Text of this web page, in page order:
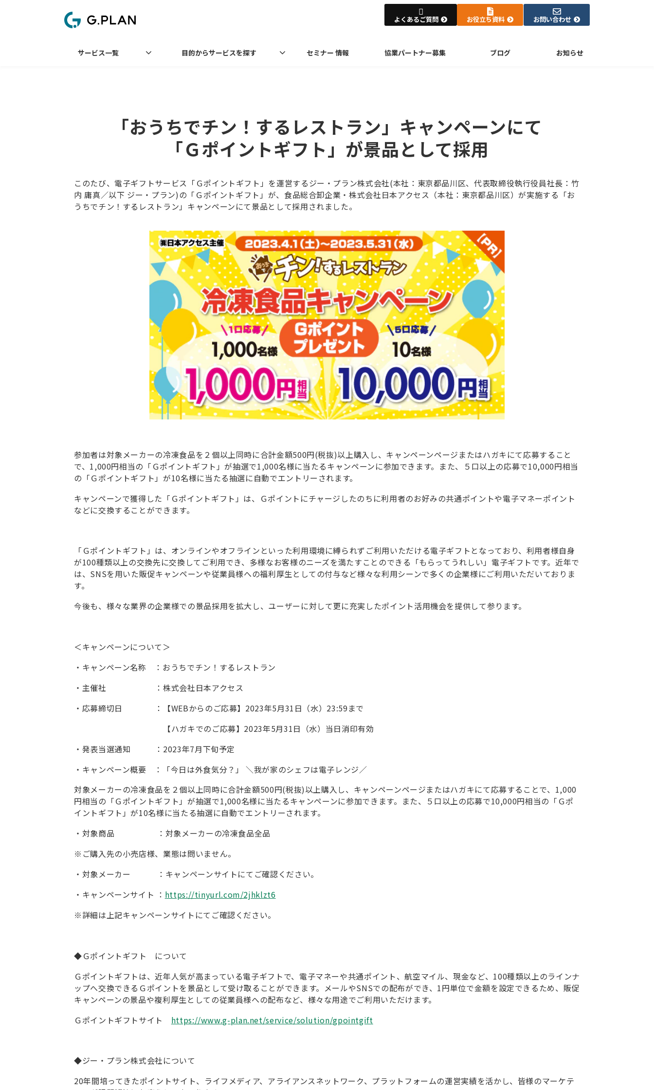
よくあるご質問 お役立ち資料 お問い合わせ
サービス一覧 目的からサービスを探す セミナー 情報 協業パートナー募集 ブログ お知らせ
「おうちでチン！するレストラン」キャンペーンにて
「Ｇポイントギフト」が景品として採用
このたび、電子ギフトサービス「Ｇポイントギフト」を運営するジー・プラン株式会社(本社：東京都品川区、代表取締役執行役員社長：竹
内 庸真／以下 ジー・プラン)の「Ｇポイントギフト」が、食品総合卸企業・株式会社日本アクセス（本社：東京都品川区）が実施する「お
うちでチン！するレストラン」キャンペーンにて景品として採用されました。
参加者は対象メーカーの冷凍食品を２個以上同時に合計金額500円(税抜)以上購入し、キャンペーンページまたはハガキにて応募すること
で、1,000円相当の「Ｇポイントギフト」が抽選で1,000名様に当たるキャンペーンに参加できます。また、５口以上の応募で10,000円相当
の「Ｇポイントギフト」が10名様に当たる抽選に自動でエントリーされます。
キャンペーンで獲得した「Ｇポイントギフト」は、Ｇポイントにチャージしたのちに利用者のお好みの共通ポイントや電子マネーポイント
などに交換することができます。
「Ｇポイントギフト」は、オンラインやオフラインといった利用環境に縛られずご利用いただける電子ギフトとなっており、利用者様自身
が100種類以上の交換先に交換してご利用でき、多様なお客様のニーズを満たすことのできる「もらってうれしい」電子ギフトです。近年で
は、SNSを用いた販促キャンペーンや従業員様への福利厚生としての付与など様々な利用シーンで多くの企業様にご利用いただいておりま
す。
今後も、様々な業界の企業様での景品採用を拡大し、ユーザーに対して更に充実したポイント活用機会を提供して参ります。
＜キャンペーンについて＞
・キャンペーン名称 ：おうちでチン！するレストラン
・主催社 ：株式会社日本アクセス
・応募締切日 ：【WEBからのご応募】2023年5月31日（水）23:59まで
【ハガキでのご応募】2023年5月31日（水）当日消印有効
・発表当選通知 ：2023年7月下旬予定
・キャンペーン概要 ：「今日は外食気分？」 ＼我が家のシェフは電子レンジ／
対象メーカーの冷凍食品を２個以上同時に合計金額500円(税抜)以上購入し、キャンペーンページまたはハガキにて応募することで、1,000
円相当の「Ｇポイントギフト」が抽選で1,000名様に当たるキャンペーンに参加できます。また、５口以上の応募で10,000円相当の「Ｇポ
イントギフト」が10名様に当たる抽選に自動でエントリーされます。
・対象商品 ：対象メーカーの冷凍食品全品
※ご購入先の小売店様、業態は問いません。
・対象メーカー ：キャンペーンサイトにてご確認ください。
・キャンペーンサイト ： https://tinyurl.com/2jhklzt6
※詳細は上記キャンペーンサイトにてご確認ください。
◆Ｇポイントギフト について
Ｇポイントギフトは、近年人気が高まっている電子ギフトで、電子マネーや共通ポイント、航空マイル、現金など、100種類以上のラインナ
ップへ交換できるＧポイントを景品として受け取ることができます。メールやSNSでの配布ができ、1円単位で金額を設定できるため、販促
キャンペーンの景品や複利厚生としての従業員様への配布など、様々な用途でご利用いただけます。
Ｇポイントギフトサイト https://www.g-plan.net/service/solution/gpointgift
◆ジー・プラン株式会社について
20年間培ってきたポイントサイト、ライフメディア、アライアンスネットワーク、プラットフォームの運営実績を活かし、皆様のマーケテ